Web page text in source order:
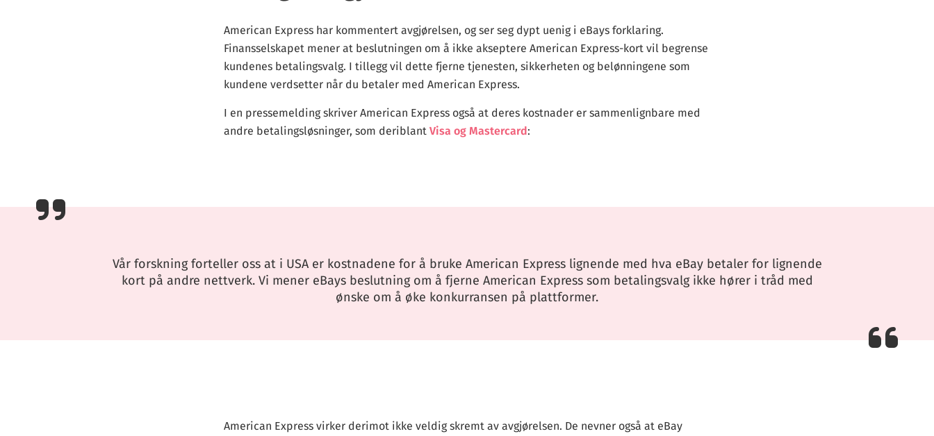
American Express har kommentert avgjørelsen, og ser seg dypt uenig i eBays forklaring.
Finansselskapet mener at beslutningen om å ikke akseptere American Express-kort vil begrense
kundenes betalingsvalg. I tillegg vil dette fjerne tjenesten, sikkerheten og belønningene som
kundene verdsetter når du betaler med American Express.
I en pressemelding skriver American Express også at deres kostnader er sammenlignbare med
andre betalingsløsninger, som deriblant Visa og Mastercard:
Vår forskning forteller oss at i USA er kostnadene for å bruke American Express lignende med hva eBay betaler for lignende
kort på andre nettverk. Vi mener eBays beslutning om å fjerne American Express som betalingsvalg ikke hører i tråd med
ønske om å øke konkurransen på plattformer.
American Express virker derimot ikke veldig skremt av avgjørelsen. De nevner også at eBay